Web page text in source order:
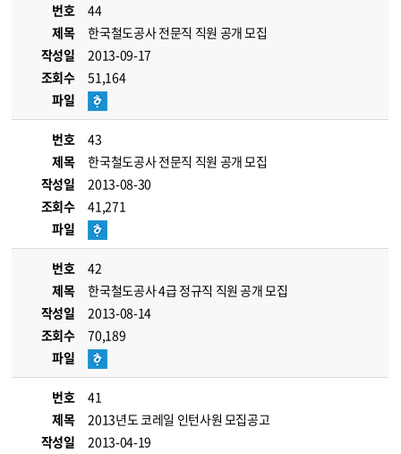
번호
44
제목
한국철도공사 전문직 직원 공개 모집
작성일
2013-09-17
조회수
51,164
파일
번호
43
제목
한국철도공사 전문직 직원 공개 모집
작성일
2013-08-30
조회수
41,271
파일
번호
42
제목
한국철도공사 4급 정규직 직원 공개 모집
작성일
2013-08-14
조회수
70,189
파일
번호
41
제목
2013년도 코레일 인턴사원 모집공고
작성일
2013-04-19